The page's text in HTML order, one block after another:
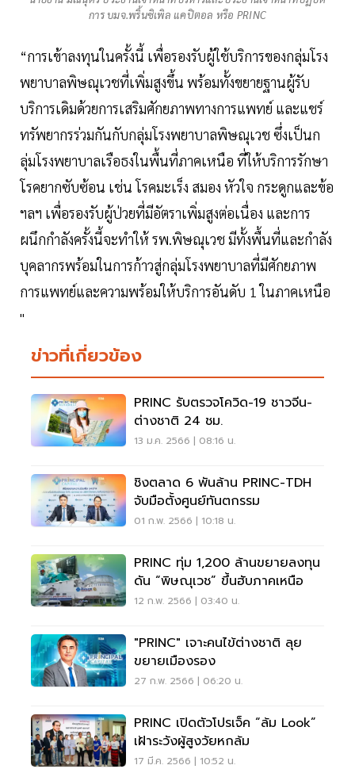
การ บมจ.พริ้นซิเพิล แคปิตอล หรือ PRINC
“การเข้าลงทุนในครั้งนี้ เพื่อรองรับผู้ใช้บริการของกลุ่มโรง
พยาบาลพิษณุเวชที่เพิ่มสูงขึ้น พร้อมทั้งขยายฐานผู้รับ
บริการเดิมด้วยการเสริมศักยภาพทางการแพทย์ และแชร์
ทรัพยากรร่วมกันกับกลุ่มโรงพยาบาลพิษณุเวช ซึ่งเป็นก
ลุ่มโรงพยาบาลเรือธงในพื้นที่ภาคเหนือ ที่ให้บริการรักษา
โรคยากซับซ้อน เช่น โรคมะเร็ง สมอง หัวใจ กระดูกและข้อ
ฯลฯ เพื่อรองรับผู้ป่วยที่มีอัตราเพิ่มสูงต่อเนื่อง และการ
ผนึกกำลังครั้งนี้จะทำให้ รพ.พิษณุเวช มีทั้งพื้นที่และกำลัง
บุคลากรพร้อมในการก้าวสู่กลุ่มโรงพยาบาลที่มีศักยภาพ
การแพทย์และความพร้อมให้บริการอันดับ 1 ในภาคเหนือ
"
ข่าวที่เกี่ยวข้อง
PRINC รับตรวจโควิด-19 ชาวจีน-
ต่างชาติ 24 ชม.
13 ม.ค. 2566 | 08:16 น.
ชิงตลาด 6 พันล้าน PRINC-TDH
จับมือตั้งศูนย์ทันตกรรม
01 ก.พ. 2566 | 10:18 น.
PRINC ทุ่ม 1,200 ล้านขยายลงทุน
ดัน “พิษณุเวช” ขึ้นฮับภาคเหนือ
12 ก.พ. 2566 | 03:40 น.
"PRINC" เจาะคนไข้ต่างชาติ ลุย
ขยายเมืองรอง
27 ก.พ. 2566 | 06:20 น.
PRINC เปิดตัวโปรเจ็ค “ล้ม Look”
เฝ้าระวังผู้สูงวัยหกล้ม
17 มี.ค. 2566 | 10:52 น.